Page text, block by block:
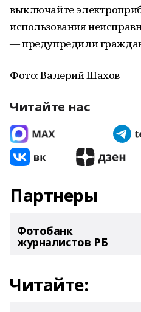
выключайте
использования
— предупредили
Фото: Валерий Шахов
Читайте нас
Партнеры
Фотобанк
журналистов РБ
Читайте: